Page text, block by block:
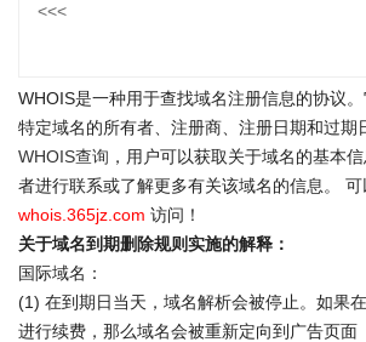
<<<
WHOIS是一种用于查找域名注册信息的协议
特定域名的所有者、注册商、注册日期和过期
WHOIS查询 ，用户可以获取关于域名的基本
者进行联系或了解更多有关该域名的信息。 可
whois.365jz.com 访问！
关于域名到期删除规则实施的解释：
国际域名：
(1) 在到期日当天，域名解析会被停止。如果
进行续费，那么域名会被重新定向到广告页面